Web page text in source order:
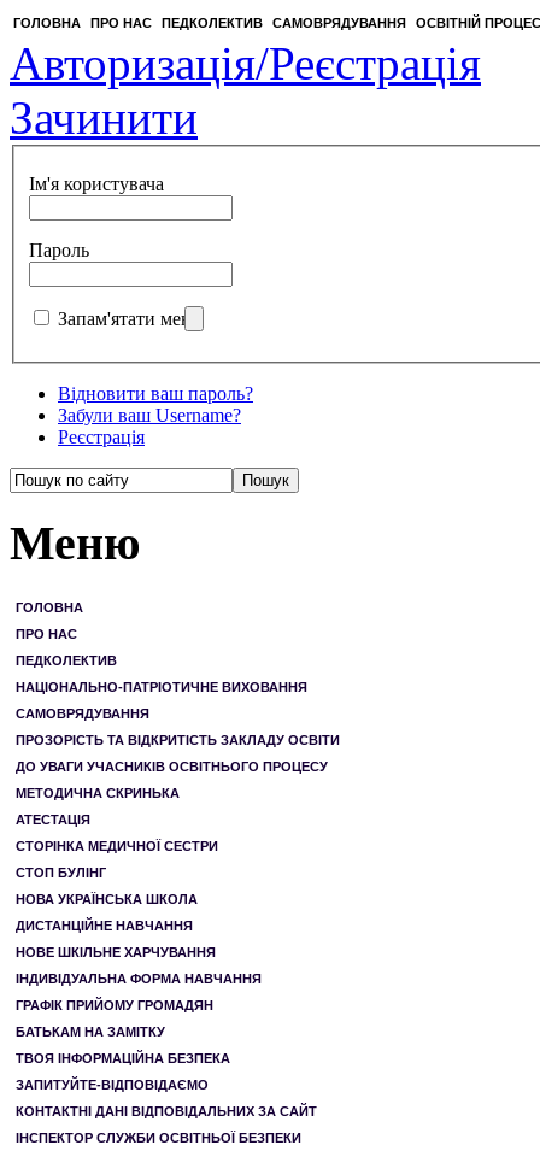
ГОЛОВНА ПРО НАС ПЕДКОЛЕКТИВ САМОВРЯДУВАННЯ ОСВІТНІЙ ПРОЦЕС
Авторизація/Реєстрація
Зачинити
Ім'я користувача
Пароль
Запам'ятати мене
Відновити ваш пароль?
Забули ваш Username?
Реєстрація
Меню
ГОЛОВНА
ПРО НАС
ПЕДКОЛЕКТИВ
НАЦІОНАЛЬНО-ПАТРІОТИЧНЕ ВИХОВАННЯ
САМОВРЯДУВАННЯ
ПРОЗОРІСТЬ ТА ВІДКРИТІСТЬ ЗАКЛАДУ ОСВІТИ
ДО УВАГИ УЧАСНИКІВ ОСВІТНЬОГО ПРОЦЕСУ
МЕТОДИЧНА СКРИНЬКА
АТЕСТАЦІЯ
СТОРІНКА МЕДИЧНОЇ СЕСТРИ
СТОП БУЛІНГ
НОВА УКРАЇНСЬКА ШКОЛА
ДИСТАНЦІЙНЕ НАВЧАННЯ
НОВЕ ШКІЛЬНЕ ХАРЧУВАННЯ
ІНДИВІДУАЛЬНА ФОРМА НАВЧАННЯ
ГРАФІК ПРИЙОМУ ГРОМАДЯН
БАТЬКАМ НА ЗАМІТКУ
ТВОЯ ІНФОРМАЦІЙНА БЕЗПЕКА
ЗАПИТУЙТЕ-ВІДПОВІДАЄМО
КОНТАКТНІ ДАНІ ВІДПОВІДАЛЬНИХ ЗА САЙТ
ІНСПЕКТОР СЛУЖБИ ОСВІТНЬОЇ БЕЗПЕКИ